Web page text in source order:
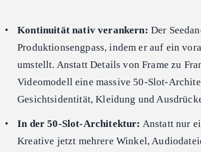
Kontinuität nativ verankern: Der
Produktionsengpass, indem er auf ein
umstellt. Anstatt Details von Frame zu
Videomodell eine massive 50-Slot-
Gesichtsidentität, Kleidung und
In der 50-Slot-Architektur: Anstatt nur
Kreative jetzt mehrere Winkel,